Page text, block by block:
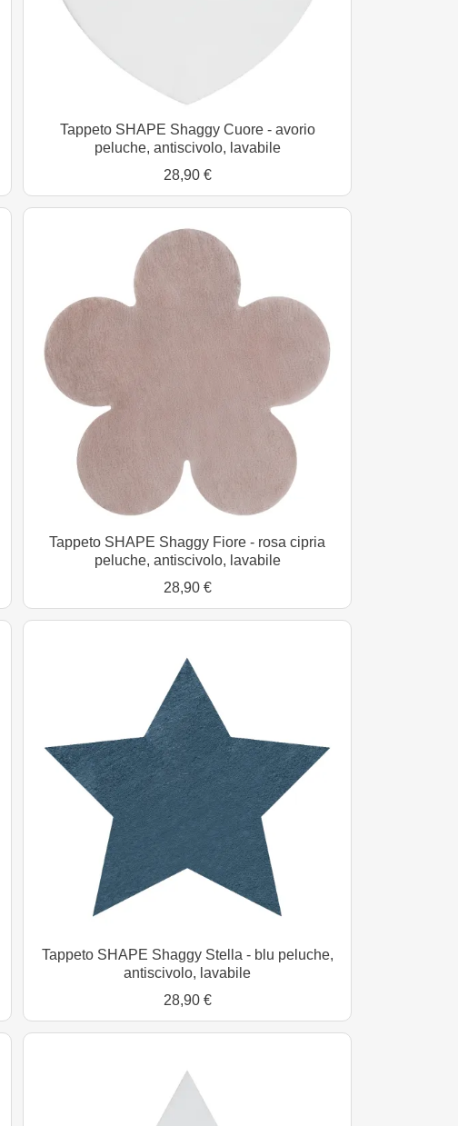
Tappeto SHAPE Shaggy Cuore - avorio
peluche, antiscivolo, lavabile
28,90 €
Tappeto SHAPE Shaggy Fiore - rosa cipria
peluche, antiscivolo, lavabile
28,90 €
Tappeto SHAPE Shaggy Stella - blu peluche,
antiscivolo, lavabile
28,90 €